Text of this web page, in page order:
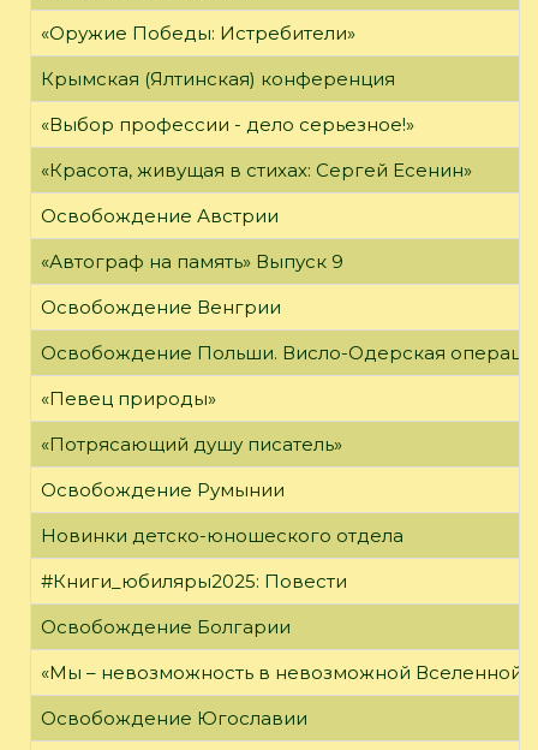
«Оружие Победы: Истребители»
Крымская (Ялтинская) конференция
«Выбор профессии - дело серьезное!»
«Красота, живущая в стихах: Сергей Есенин»
Освобождение Австрии
«Автограф на память» Выпуск 9
Освобождение Венгрии
Освобождение Польши. Висло-Одерская
«Певец природы»
«Потрясающий душу писатель»
Освобождение Румынии
Новинки детско-юношеского отдела
#Книги_юбиляры2025: Повести
Освобождение Болгарии
«Мы – невозможность в невозможной Вселенной»
Освобождение Югославии